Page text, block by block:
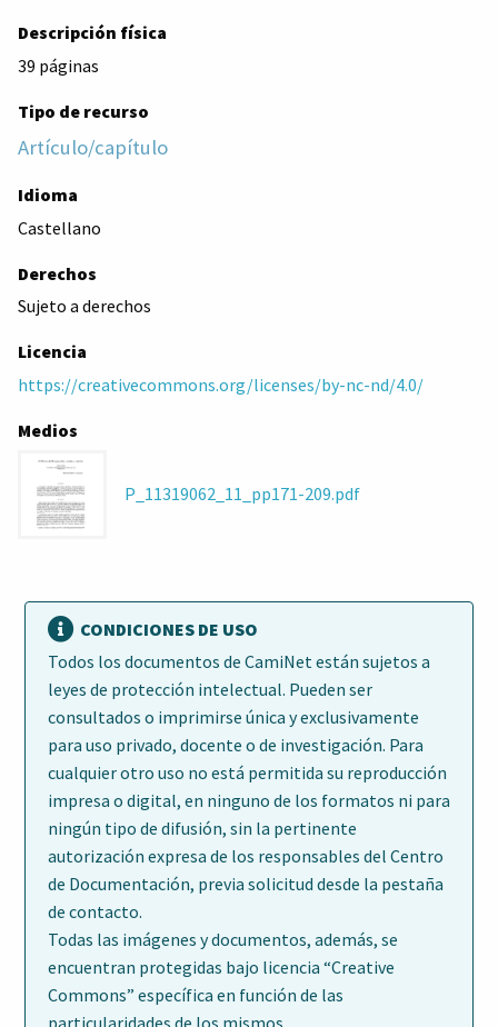
Descripción física
39 páginas
Tipo de recurso
Artículo/capítulo
Idioma
Castellano
Derechos
Sujeto a derechos
Licencia
https://creativecommons.org/licenses/by-nc-nd/4.0/
Medios
P_11319062_11_pp171-209.pdf
CONDICIONES DE USO
Todos los documentos de CamiNet están sujetos a
leyes de protección intelectual. Pueden ser
consultados o imprimirse única y exclusivamente
para uso privado, docente o de investigación. Para
cualquier otro uso no está permitida su reproducción
impresa o digital, en ninguno de los formatos ni para
ningún tipo de difusión, sin la pertinente
autorización expresa de los responsables del Centro
de Documentación, previa solicitud desde la pestaña
de contacto.
Todas las imágenes y documentos, además, se
encuentran protegidas bajo licencia “Creative
Commons” específica en función de las
particularidades de los mismos.